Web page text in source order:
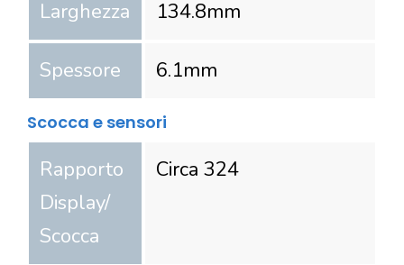
Larghezza 134.8mm
Spessore 6.1mm
Scocca e sensori
Rapporto
Display/
Scocca
Circa 324